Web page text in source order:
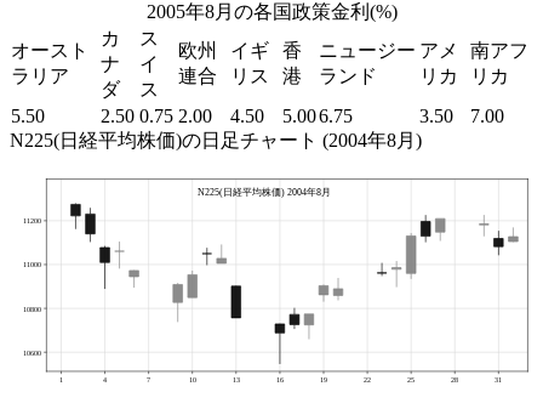
2005年8月の各国政策金利(%)
オースト
ラリア
カ
ナ
ダ
ス
イ
ス
欧州
連合
イギ
リス
香
港
ニュージー
ランド
アメ
リカ
南アフ
リカ
5.50
2.50 0.75 2.00 4.50 5.006.75 3.50
7.00
N225(日経平均株価)の日足チャート (2004年8月)